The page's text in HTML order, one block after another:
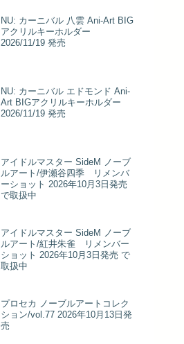
NU: カーニバル 八雲 Ani-Art BIG
アクリルキーホルダー
2026/11/19 発売
NU: カーニバル エドモンド Ani-
Art BIGアクリルキーホルダー
2026/11/19 発売
アイドルマスター SideM ノーブ
ルアート/伊瀬谷四季 リメンバ
ーショット 2026年10月3日発売
で取扱中
アイドルマスター SideM ノーブ
ルアート/紅井朱雀 リメンバー
ショット 2026年10月3日発売 で
取扱中
プロセカ ノーブルアートコレク
ション/vol.77 2026年10月13日発
売